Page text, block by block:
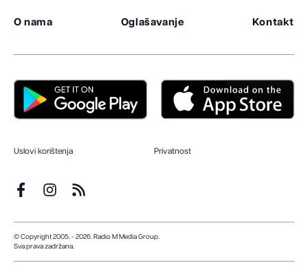
O nama Oglašavanje Kontakt
Uslovi korištenja Privatnost
© Copyright 2005. - 2026. Radio M Media Group.
Sva prava zadržana.